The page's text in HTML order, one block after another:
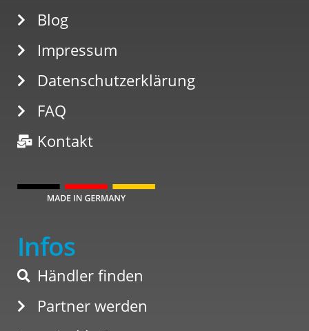
Blog
Impressum
Datenschutzerklärung
FAQ
Kontakt
Infos
Händler finden
Partner werden